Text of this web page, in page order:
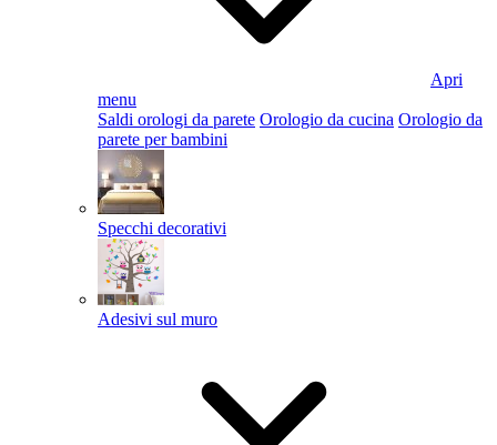
Apri
menu
Saldi orologi da parete Orologio da cucina Orologio da
parete per bambini
Specchi decorativi
Adesivi sul muro